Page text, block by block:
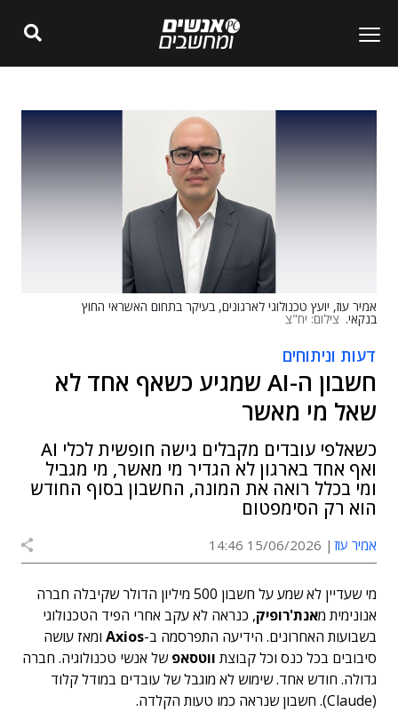
אמיר עוז, יועץ טכנולוגי לארגונים, בעיקר בתחום האשראי החוץ
בנקאי. צילום: יח"צ
דעות וניתוחים
חשבון ה-AI שמגיע כשאף אחד לא
שאל מי מאשר
כשאלפי עובדים מקבלים גישה חופשית לכלי AI
ואף אחד בארגון לא הגדיר מי מאשר, מי מגביל
ומי בכלל רואה את המונה, החשבון בסוף החודש
הוא רק הסימפטום
אמיר עוז 15/06/2026 14:46
מי שעדיין לא שמע על חשבון 500 מיליון הדולר שקיבלה חברה
אנונימית מאנת'רופיק, כנראה לא עקב אחרי הפיד הטכנולוגי
בשבועות האחרונים. הידיעה התפרסמה ב-Axios ומאז עושה
סיבובים בכל כנס וכל קבוצת ווטסאפשל אנשי טכנולוגיה. חברה
גדולה. חודש אחד. שימוש לא מוגבל של עובדים במודל קלוד
(Claude). חשבון שנראה כמו טעות הקלדה.